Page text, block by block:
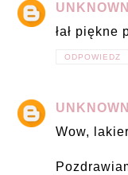
UNKNOWN
łał piękne
ODPOWIEDZ
UNKNOWN
Wow,